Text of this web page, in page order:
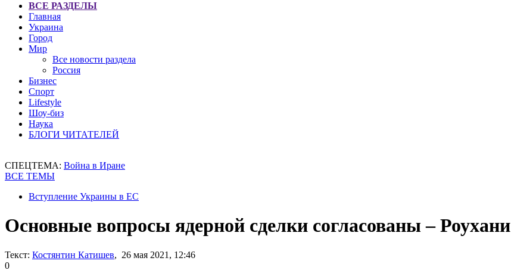
ВСЕ РАЗДЕЛЫ
Главная
Украина
Город
Мир
Все новости раздела
Россия
Бизнес
Спорт
Lifestyle
Шоу-биз
Наука
БЛОГИ ЧИТАТЕЛЕЙ
СПЕЦТЕМА: Война в Иране
ВСЕ ТЕМЫ
Вступление Украины в ЕС
Основные вопросы ядерной сделки согласованы – Роухани
Текст: Костянтин Катишев, 26 мая 2021, 12:46
0